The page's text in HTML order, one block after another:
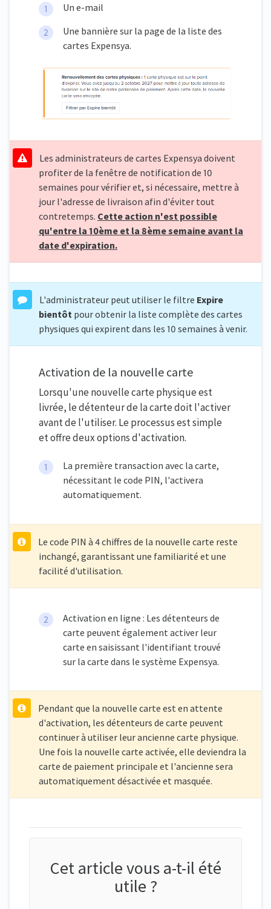
Un e-mail
Une bannière sur la page de la liste des
cartes Expensya.
Les administrateurs de cartes Expensya doivent
profiter de la fenêtre de notification de 10
semaines pour vérifier et, si nécessaire, mettre à
jour l'adresse de livraison afin d'éviter tout
contretemps. Cette action n'est possible
qu'entre la 10ème et la 8ème semaine avant la
date d'expiration.
L'administrateur peut utiliser le filtre Expire
bientôt pour obtenir la liste complète des cartes
physiques qui expirent dans les 10 semaines à venir.
Activation de la nouvelle carte
Lorsqu'une nouvelle carte physique est
livrée, le détenteur de la carte doit l'activer
avant de l'utiliser. Le processus est simple
et offre deux options d'activation.
La première transaction avec la carte,
nécessitant le code PIN, l'activera
automatiquement.
Le code PIN à 4 chiffres de la nouvelle carte reste
inchangé, garantissant une familiarité et une
facilité d'utilisation.
Activation en ligne : Les détenteurs de
carte peuvent également activer leur
carte en saisissant l'identifiant trouvé
sur la carte dans le système Expensya.
Pendant que la nouvelle carte est en attente
d'activation, les détenteurs de carte peuvent
continuer à utiliser leur ancienne carte physique.
Une fois la nouvelle carte activée, elle deviendra la
carte de paiement principale et l'ancienne sera
automatiquement désactivée et masquée.
Cet article vous a-t-il été
utile ?